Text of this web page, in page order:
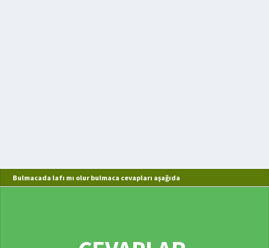
Bulmacada lafı mı olur bulmaca cevapları aşağıda